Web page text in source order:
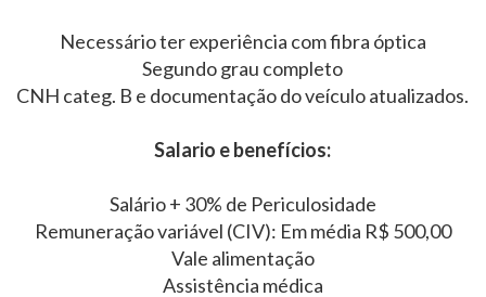
Necessário ter experiência com fibra óptica
Segundo grau completo
CNH categ. B e documentação do veículo atualizados.
Salario e benefícios:
Salário + 30% de Periculosidade
Remuneração variável (CIV): Em média R$ 500,00
Vale alimentação
Assistência médica